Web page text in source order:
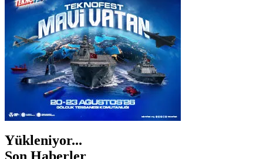
ŞIRNAK
Yükleniyor...
Son Haberler